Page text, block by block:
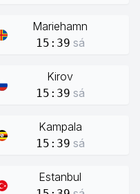
Mariehamn
15:39 sá
Kirov
15:39 sá
Kampala
15:39 sá
Estanbul